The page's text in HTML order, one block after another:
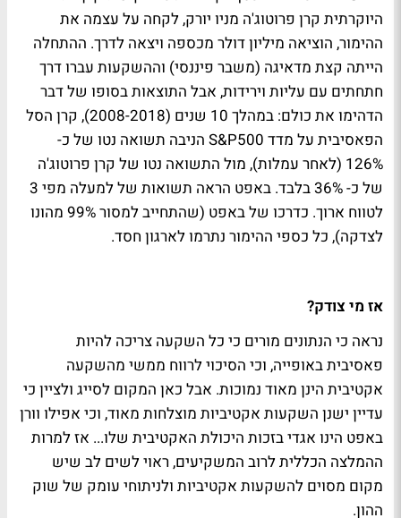
היוקרתית קרן פרוטוג'ה מניו יורק, לקחה על עצמה את
ההימור, הוציאה מיליון דולר מכספה ויצאה לדרך. ההתחלה
הייתה קצת מדאיגה (משבר פיננסי) וההשקעות עברו דרך
חתחתים עם עליות וירידות, אבל התוצאות בסופו של דבר
הדהימו את כולם: במהלך 10 שנים (2008-2018), קרן הסל
הפאסיבית על מדד S&P500 הניבה תשואה נטו של כ-
126% (לאחר עמלות), מול התשואה נטו של קרן פרוטוג'ה
של כ- 36% בלבד. באפט הראה תשואות של למעלה מפי 3
לטווח ארוך. כדרכו של באפט (שהתחייב למסור 99% מהונו
לצדקה), כל כספי ההימור נתרמו לארגון חסד.
אז מי צודק?
נראה כי הנתונים מורים כי כל השקעה צריכה להיות
פאסיבית באופייה, וכי הסיכוי לרווח ממשי מהשקעה
אקטיבית הינן מאוד נמוכות. אבל כאן המקום לסייג ולציין כי
עדיין ישנן השקעות אקטיביות מוצלחות מאוד, וכי אפילו וורן
באפט הינו אגדי בזכות היכולת האקטיבית שלו... אז למרות
ההמלצה הכללית לרוב המשקיעים, ראוי לשים לב שיש
מקום מסוים להשקעות אקטיביות ולניתוחי עומק של שוק
ההון.